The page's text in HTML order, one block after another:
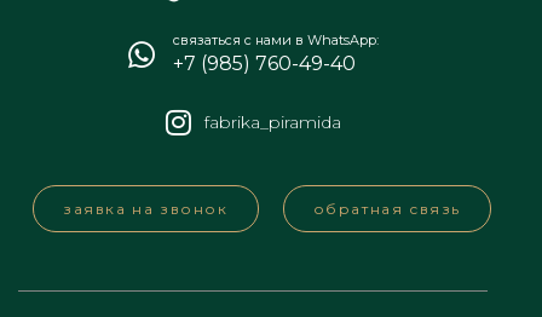
связаться с нами в WhatsApp:
+7 (985) 760-49-40
fabrika_piramida
заявка на звонок обратная связь